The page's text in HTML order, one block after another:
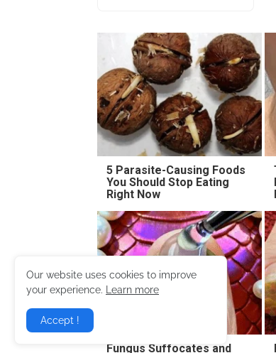
5 Parasite-Causing Foods
You Should Stop Eating
Right Now
Fungus Suffocates and
Our website uses cookies to improve
your experience.
Learn more
Accept !